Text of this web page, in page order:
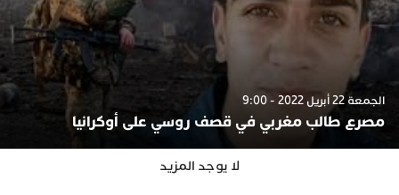
الجمعة 22 أبريل 2022 - 9:00
مصرع طالب مغربي في قصف روسي على أوكرانيا
لا يوجد المزيد